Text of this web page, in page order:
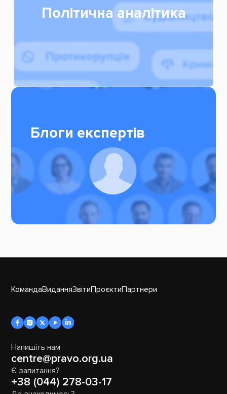
Політична аналітика
Блоги експертів
КомандаВиданняЗвітиПроєктиПартнери
Напишіть нам
centre@pravo.org.ua
Є запитання?
+38 (044) 278-03-17